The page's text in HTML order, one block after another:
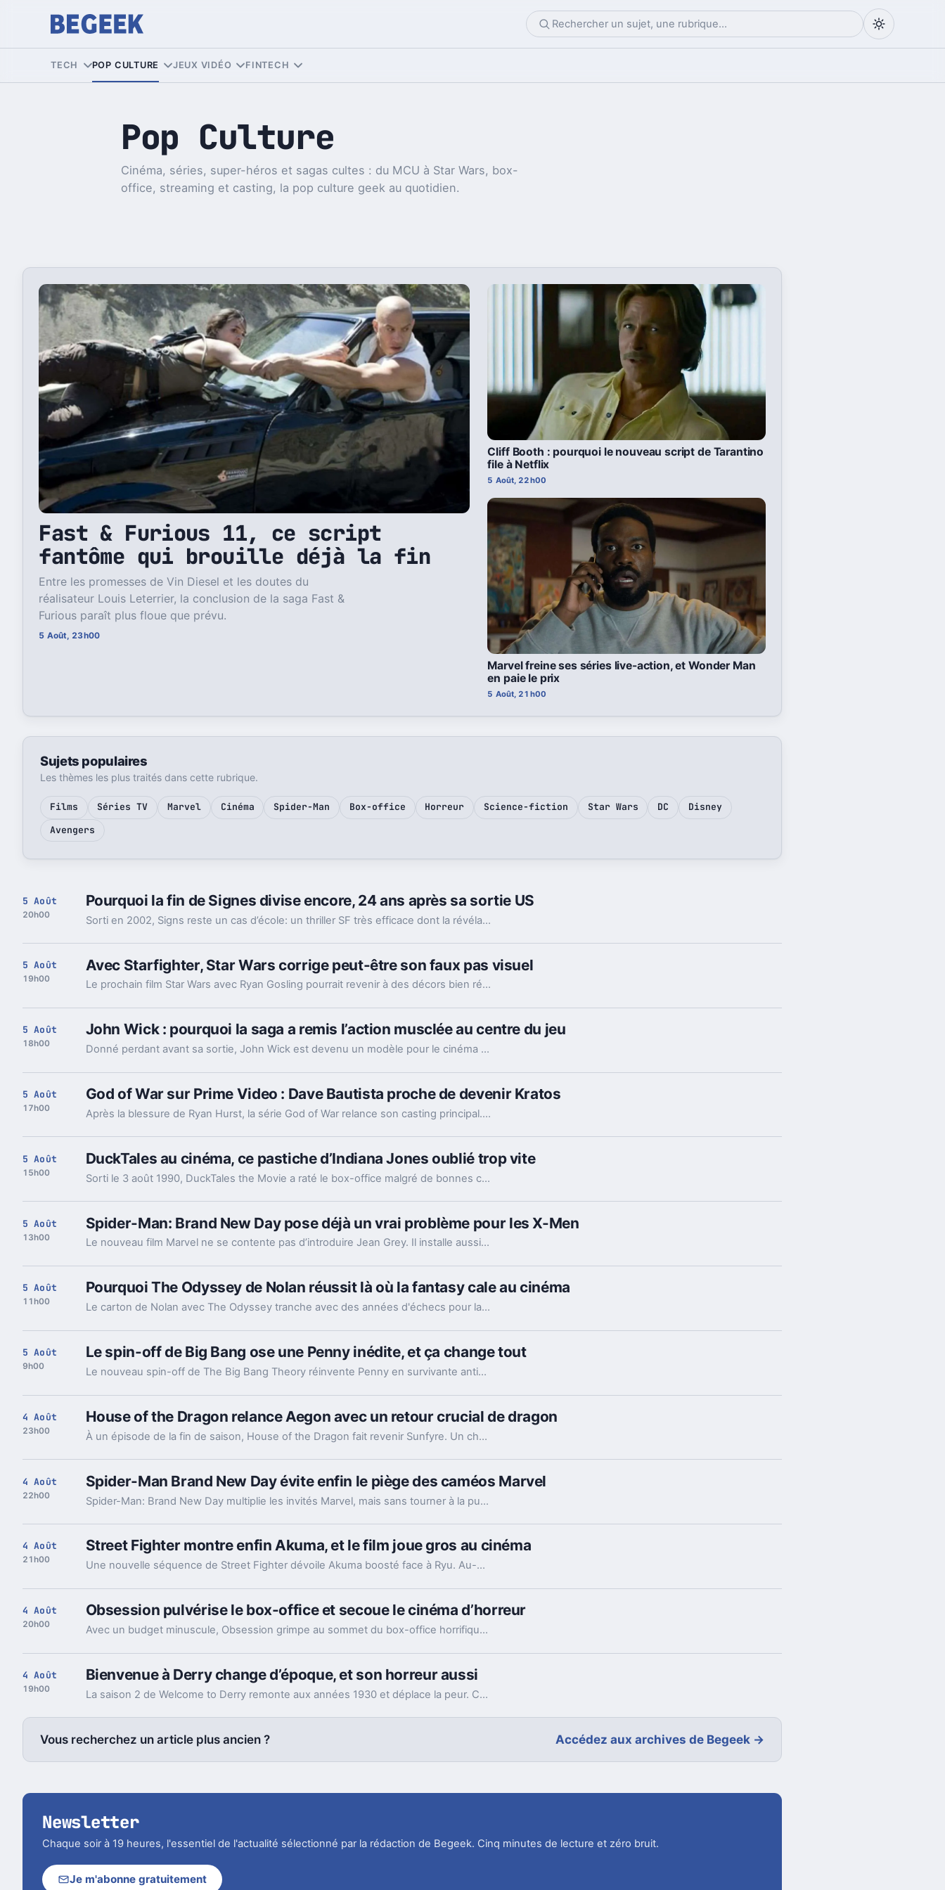
TECH POP CULTURE JEUX VIDÉO FINTECH
Pop Culture
Cinéma, séries, super-héros et sagas cultes : du MCU à Star Wars, box-
office, streaming et casting, la pop culture geek au quotidien.
Fast & Furious 11, ce script
fantôme qui brouille déjà la fin
Entre les promesses de Vin Diesel et les doutes du
réalisateur Louis Leterrier, la conclusion de la saga Fast &
Furious paraît plus floue que prévu.
5 Août, 23h00
Cliff Booth : pourquoi le nouveau script de Tarantino
file à Netflix
5 Août, 22h00
Marvel freine ses séries live-action, et Wonder Man
en paie le prix
5 Août, 21h00
Sujets populaires
Les thèmes les plus traités dans cette rubrique.
Films Séries TV Marvel Cinéma Spider-Man Box-office Horreur Science-fiction Star Wars DC
Disney
Avengers
5 Août
20h00
Pourquoi la fin de Signes divise encore, 24 ans après sa sortie US
Sorti en 2002, Signs reste un cas d’école: un thriller SF très efficace dont la révélation finale continue de diviser autour de M. Night Shyamalan.
5 Août
19h00
Avec Starfighter, Star Wars corrige peut-être son faux pas visuel
Le prochain film Star Wars avec Ryan Gosling pourrait revenir à des décors bien réels. Un détail technique, mais pas du tout anodin pour la saga.
5 Août
18h00
John Wick : pourquoi la saga a remis l’action musclée au centre du jeu
Donné perdant avant sa sortie, John Wick est devenu un modèle pour le cinéma d’action. Et pour Keanu Reeves, ce succès tient aussi au respect du public.
5 Août
17h00
God of War sur Prime Video : Dave Bautista proche de devenir Kratos
Après la blessure de Ryan Hurst, la série God of War relance son casting principal. Dave Bautista négocie pour reprendre Kratos et relancer le tournage.
5 Août
15h00
DuckTales au cinéma, ce pastiche d’Indiana Jones oublié trop vite
Sorti le 3 août 1990, DuckTales the Movie a raté le box-office malgré de bonnes critiques. Son vrai intérêt est ailleurs, dans un étonnant aller-retour avec Indiana Jones.
5 Août
13h00
Spider-Man: Brand New Day pose déjà un vrai problème pour les X-Men
Le nouveau film Marvel ne se contente pas d’introduire Jean Grey. Il installe aussi une technologie et un antagoniste qui sentent très fort le Weapon X.
5 Août
11h00
Pourquoi The Odyssey de Nolan réussit là où la fantasy cale au cinéma
Le carton de Nolan avec The Odyssey tranche avec des années d'échecs pour la fantasy épique. La vraie différence tient moins au casting qu'à la mise en scène.
5 Août
9h00
Le spin-off de Big Bang ose une Penny inédite, et ça change tout
Le nouveau spin-off de The Big Bang Theory réinvente Penny en survivante anti-IA. Un simple caméo, mais pas si anodin.
4 Août
23h00
House of the Dragon relance Aegon avec un retour crucial de dragon
À un épisode de la fin de saison, House of the Dragon fait revenir Sunfyre. Un choc qui change la guerre et prépare déjà la dernière saison.
4 Août
22h00
Spider-Man Brand New Day évite enfin le piège des caméos Marvel
Spider-Man: Brand New Day multiplie les invités Marvel, mais sans tourner à la pub géante. C’est rare dans le MCU récent, et ça change beaucoup.
4 Août
21h00
Street Fighter montre enfin Akuma, et le film joue gros au cinéma
Une nouvelle séquence de Street Fighter dévoile Akuma boosté face à Ryu. Au-delà du fan service, le film devra surtout prouver qu’il peut lancer une saga.
4 Août
20h00
Obsession pulvérise le box-office et secoue le cinéma d’horreur
Avec un budget minuscule, Obsession grimpe au sommet du box-office horrifique. Son succès raconte aussi autre chose, sur l’appétit du public.
4 Août
19h00
Bienvenue à Derry change d’époque, et son horreur aussi
La saison 2 de Welcome to Derry remonte aux années 1930 et déplace la peur. Cette fois, le monstre n’est pas seulement Pennywise.
Vous recherchez un article plus ancien ? Accédez aux archives de Begeek →
Newsletter
Chaque soir à 19 heures, l'essentiel de l'actualité sélectionné par la rédaction de Begeek. Cinq minutes de lecture et zéro bruit.
Je m'abonne gratuitement